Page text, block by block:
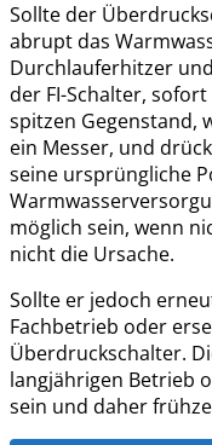
Sollte der
abrupt das
Durchlauferhitzer
der FI-Schalter,
spitzen Gegenstand,
ein Messer, und
seine ursprüngliche
möglich sein, wenn
nicht die Ursache.
Sollte er jedoch
Fachbetrieb oder
Überdruckschalter.
langjährigen Betrieb
sein und daher